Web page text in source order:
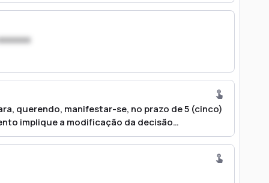
querendo, manifestar-se, no prazo de 5 (cinco)
implique a modificação da decisão